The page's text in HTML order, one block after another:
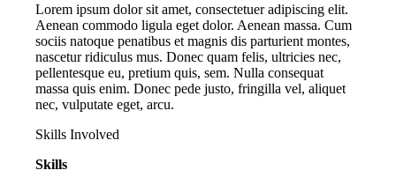
Lorem ipsum dolor sit amet, consectetuer adipiscing elit.
Aenean commodo ligula eget dolor. Aenean massa. Cum
sociis natoque penatibus et magnis dis parturient montes,
nascetur ridiculus mus. Donec quam felis, ultricies nec,
pellentesque eu, pretium quis, sem. Nulla consequat
massa quis enim. Donec pede justo, fringilla vel, aliquet
nec, vulputate eget, arcu.
Skills Involved
Skills